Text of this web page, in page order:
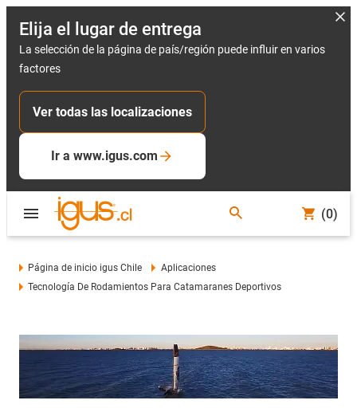
Elija el lugar de entrega
La selección de la página de país/región puede influir en varios
factores
Ver todas las localizaciones
Ir a www.igus.com
(0)
Página de inicio igus Chile
Aplicaciones
Tecnología De Rodamientos Para Catamaranes Deportivos